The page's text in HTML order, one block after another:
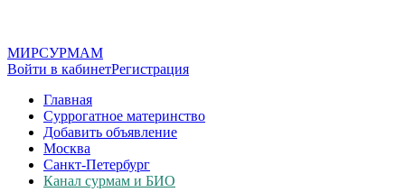
МИРСУРМАМ
Войти в кабинетРегистрация
Главная
Суррогатное материнство
Добавить объявление
Москва
Санкт-Петербург
Канал сурмам и БИО